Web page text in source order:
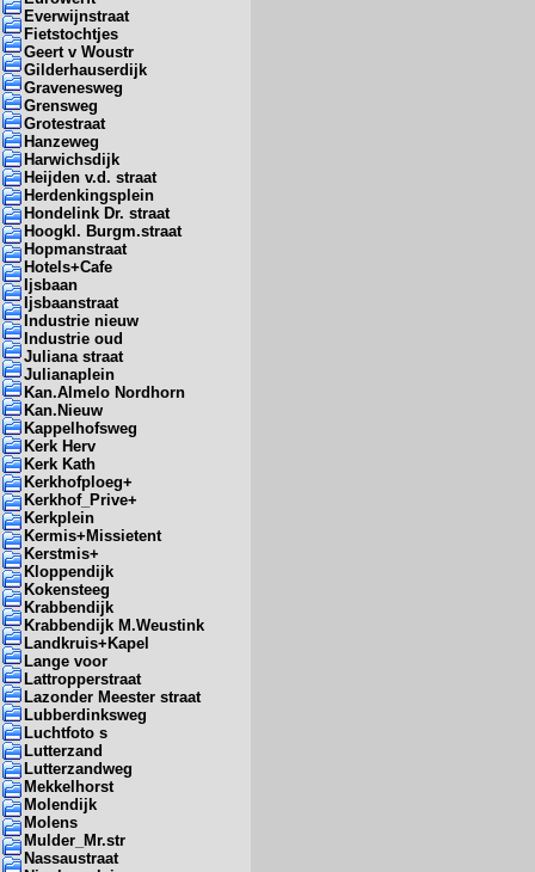
Everwijnstraat
Fietstochtjes
Geert v Woustr
Gilderhauserdijk
Gravenesweg
Grensweg
Grotestraat
Hanzeweg
Harwichsdijk
Heijden v.d. straat
Herdenkingsplein
Hondelink Dr. straat
Hoogkl. Burgm.straat
Hopmanstraat
Hotels+Cafe
Ijsbaan
Ijsbaanstraat
Industrie nieuw
Industrie oud
Juliana straat
Julianaplein
Kan.Almelo Nordhorn
Kan.Nieuw
Kappelhofsweg
Kerk Herv
Kerk Kath
Kerkhofploeg+
Kerkhof_Prive+
Kerkplein
Kermis+Missietent
Kerstmis+
Kloppendijk
Kokensteeg
Krabbendijk
Krabbendijk M.Weustink
Landkruis+Kapel
Lange voor
Lattropperstraat
Lazonder Meester straat
Lubberdinksweg
Luchtfoto s
Lutterzand
Lutterzandweg
Mekkelhorst
Molendijk
Molens
Mulder_Mr.str
Nassaustraat